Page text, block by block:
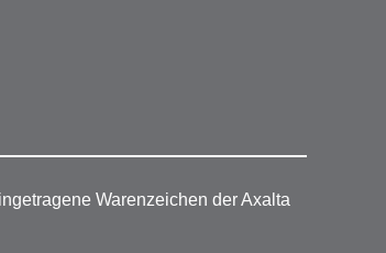
Warenzeichen der Axalta